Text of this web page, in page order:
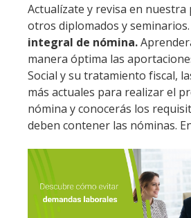
Actualízate y revisa en nuestra
otros diplomados y seminarios.
integral de nómina.
manera óptima las
Social y su tratamiento fiscal,
más actuales para realizar el
nómina y conocerás los
deben contener las nóminas.